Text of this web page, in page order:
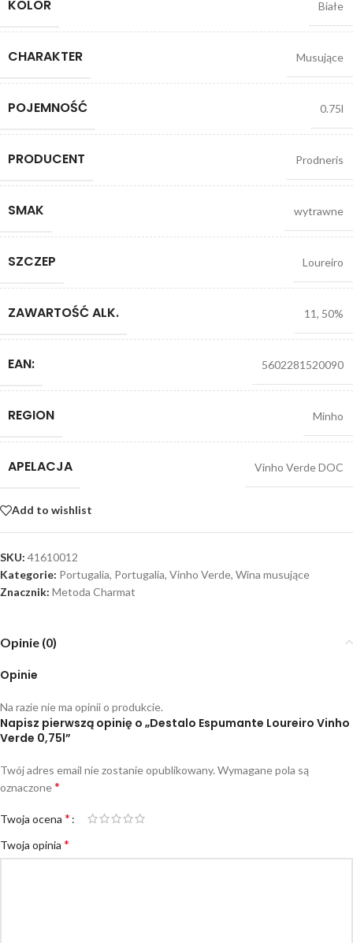
KOLOR Białe
CHARAKTER Musujące
POJEMNOŚĆ 0.75l
PRODUCENT Prodneris
SMAK wytrawne
SZCZEP Loureiro
ZAWARTOŚĆ ALK. 11, 50%
EAN: 5602281520090
REGION Minho
APELACJA Vinho Verde DOC
Add to wishlist
SKU: 41610012
Kategorie: Portugalia, Portugalia, Vinho Verde, Wina musujące
Znacznik: Metoda Charmat
Opinie (0)
Opinie
Na razie nie ma opinii o produkcie.
Napisz pierwszą opinię o „Destalo Espumante Loureiro Vinho
Verde 0,75l”
Twój adres email nie zostanie opublikowany. Wymagane pola są
oznaczone*
Twoja ocena *
Twoja opinia *